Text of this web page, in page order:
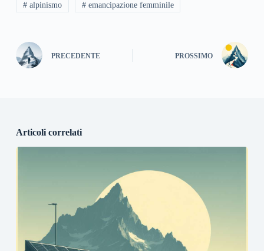
# alpinismo # emancipazione femminile
PRECEDENTE PROSSIMO
Articoli correlati